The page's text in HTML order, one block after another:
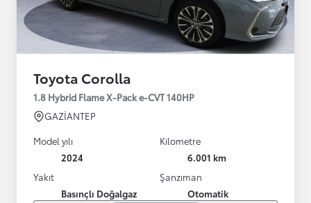
Toyota Corolla
1.8 Hybrid Flame X-Pack e-CVT 140HP
GAZİANTEP
Model yılı
2024
Kilometre
6.001 km
Yakıt
Basınçlı Doğalgaz
Şanzıman
Otomatik